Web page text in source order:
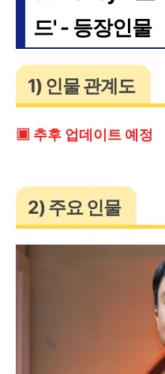
드' - 등장인물
1) 인물 관계도
▣ 추후 업데이트 예정
2) 주요 인물